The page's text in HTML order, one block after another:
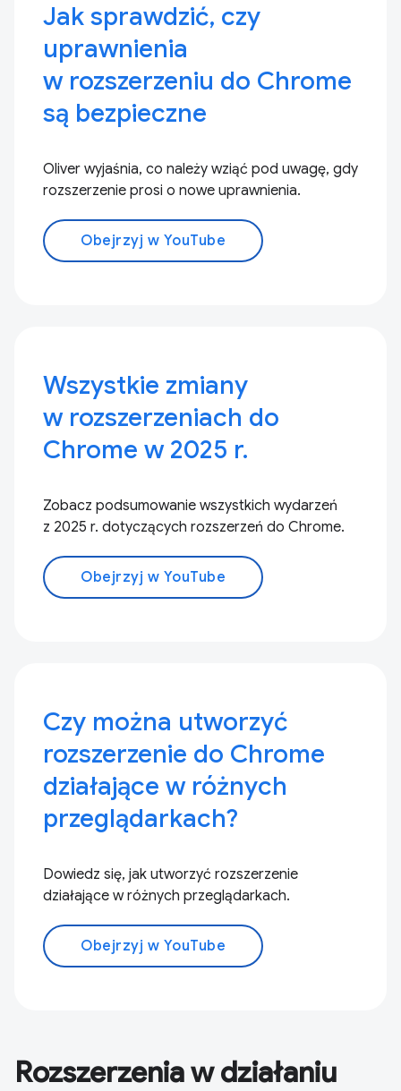
Jak sprawdzić, czy
uprawnienia
w rozszerzeniu do Chrome
są bezpieczne
Oliver wyjaśnia, co należy wziąć pod uwagę, gdy
rozszerzenie prosi o nowe uprawnienia.
Obejrzyj w YouTube
Wszystkie zmiany
w rozszerzeniach do
Chrome w 2025 r.
Zobacz podsumowanie wszystkich wydarzeń
z 2025 r. dotyczących rozszerzeń do Chrome.
Obejrzyj w YouTube
Czy można utworzyć
rozszerzenie do Chrome
działające w różnych
przeglądarkach?
Dowiedz się, jak utworzyć rozszerzenie
działające w różnych przeglądarkach.
Obejrzyj w YouTube
Rozszerzenia w działaniu